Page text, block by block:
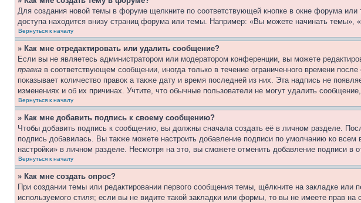
Для создания новой темы в форуме щелкните по соответствующей кнопке в окне форума
доступа находится внизу страниц форума или темы. Например: «Вы можете начинать темы»,
Вернуться к началу
» Как мне отредактировать или удалить сообщение?
Если вы не являетесь администратором или модератором конференции, вы можете
правка в соответствующем сообщении, иногда только в течение ограниченного времени
показывает количество правок а также дату и время последней из них. Эта надпись не
изменениях и об их причинах. Учтите, что обычные пользователи не могут удалить
Вернуться к началу
» Как мне добавить подпись к своему сообщению?
Чтобы добавить подпись к сообщению, вы должны сначала создать её в личном разделе.
подпись добавилась. Вы также можете настроить добавление подписи по умолчанию ко
настройки» в личном разделе. Несмотря на это, вы сможете отменить добавление подписи
Вернуться к началу
» Как мне создать опрос?
При создании темы или редактировании первого сообщения темы, щёлкните на закладке или
используемого стиля; если вы не видите такой закладки или формы, то вы не имеете прав